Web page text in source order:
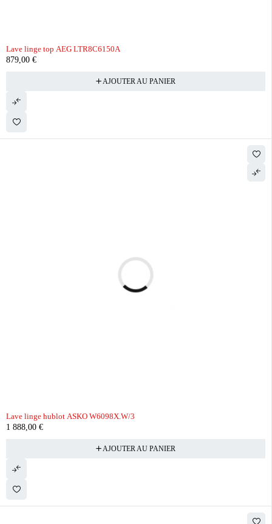
Lave linge top AEG LTR8C6150A
879,00 €
AJOUTER AU PANIER
Lave linge hublot ASKO W6098X.W/3
1 888,00 €
AJOUTER AU PANIER